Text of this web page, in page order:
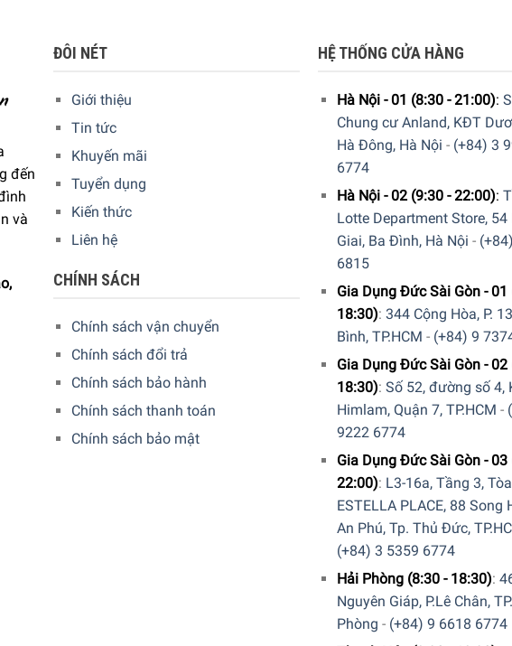
đến
và
ĐÔI NÉT
Giới thiệu
Tin tức
Khuyến mãi
Tuyển dụng
Kiến thức
Liên hệ
CHÍNH SÁCH
Chính sách vận chuyển
Chính sách đổi trả
Chính sách bảo hành
Chính sách thanh toán
Chính sách bảo mật
HỆ THỐNG CỬA HÀNG
Hà Nội - 01 (8:30 - 21:00):
Chung cư Anland, KĐT
Hà Đông, Hà Nội - (+84) 3
6774
Hà Nội - 02 (9:30 - 22:00):
Lotte Department Store, 54
Giai, Ba Đình, Hà Nội -
6815
Gia Dụng Đức Sài Gòn - 01
18:30): 344 Cộng Hòa, P.
Bình, TP.HCM - (+84) 9
Gia Dụng Đức Sài Gòn - 02
18:30): Số 52, đường số 4,
Himlam, Quận 7, TP.HCM -
9222 6774
Gia Dụng Đức Sài Gòn - 03
22:00): L3-16a, Tầng 3,
ESTELLA PLACE, 88 Song
An Phú, Tp. Thủ Đức,
(+84) 3 5359 6774
Hải Phòng (8:30 - 18:30):
Nguyên Giáp, P.Lê Chân,
Phòng - (+84) 9 6618 6774